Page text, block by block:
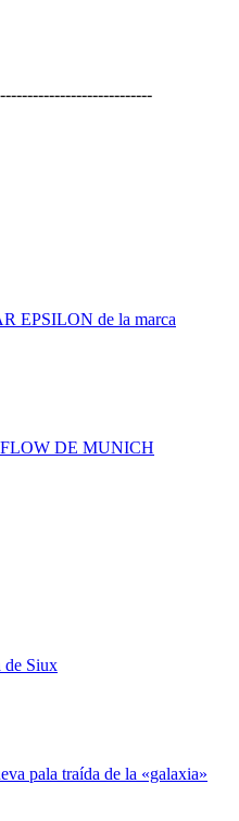
EPSILON de la marca
DE MUNICH
de Siux
pala traída de la «galaxia»